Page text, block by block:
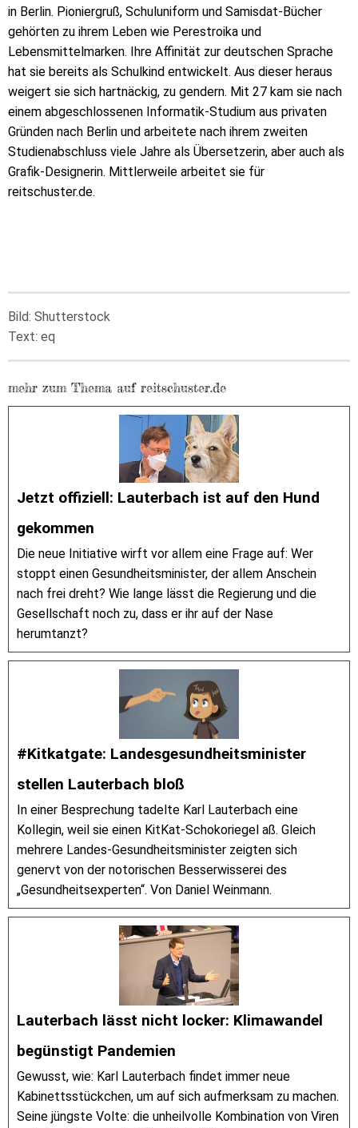
in Berlin. Pioniergruß, Schuluniform und Samisdat-Bücher
gehörten zu ihrem Leben wie Perestroika und
Lebensmittelmarken. Ihre Affinität zur deutschen Sprache
hat sie bereits als Schulkind entwickelt. Aus dieser heraus
weigert sie sich hartnäckig, zu gendern. Mit 27 kam sie nach
einem abgeschlossenen Informatik-Studium aus privaten
Gründen nach Berlin und arbeitete nach ihrem zweiten
Studienabschluss viele Jahre als Übersetzerin, aber auch als
Grafik-Designerin. Mittlerweile arbeitet sie für
reitschuster.de.
Bild: Shutterstock
Text: eq
mehr zum Thema auf reitschuster.de
Jetzt offiziell: Lauterbach ist auf den Hund
gekommen
Die neue Initiative wirft vor allem eine Frage auf: Wer
stoppt einen Gesundheitsminister, der allem Anschein
nach frei dreht? Wie lange lässt die Regierung und die
Gesellschaft noch zu, dass er ihr auf der Nase
herumtanzt?
#Kitkatgate: Landesgesundheitsminister
stellen Lauterbach bloß
In einer Besprechung tadelte Karl Lauterbach eine
Kollegin, weil sie einen KitKat-Schokoriegel aß. Gleich
mehrere Landes-Gesundheitsminister zeigten sich
genervt von der notorischen Besserwisserei des
„Gesundheitsexperten“. Von Daniel Weinmann.
Lauterbach lässt nicht locker: Klimawandel
begünstigt Pandemien
Gewusst, wie: Karl Lauterbach findet immer neue
Kabinettsstückchen, um auf sich aufmerksam zu machen.
Seine jüngste Volte: die unheilvolle Kombination von Viren